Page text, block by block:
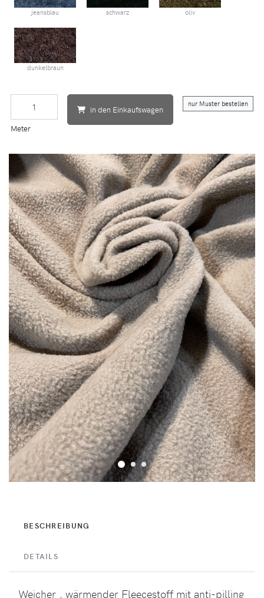
jeansblau schwarz oliv
dunkelbraun
Meter
in den Einkaufswagen
nur Muster bestellen
BESCHREIBUNG
DETAILS
Weicher , wärmender Fleecestoff mit anti-pilling